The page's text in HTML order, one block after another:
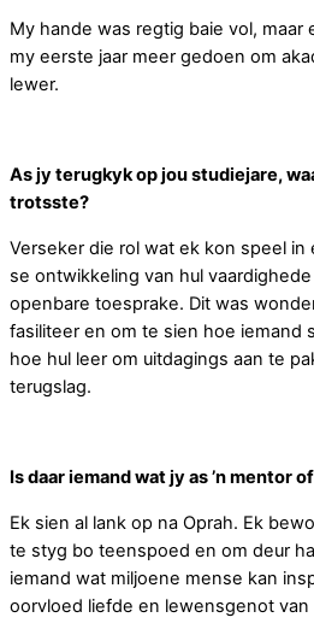
My hande was regtig baie vol,
my eerste jaar meer gedoen om
lewer.
As jy terugkyk op jou studiejare,
trotsste?
Verseker die rol wat ek kon speel
se ontwikkeling van hul
openbare toesprake. Dit was
fasiliteer en om te sien hoe iemand
hoe hul leer om uitdagings aan te
terugslag.
Is daar iemand wat jy as ’n mentor
Ek sien al lank op na Oprah. Ek
te styg bo teenspoed en om deur
iemand wat miljoene mense kan
oorvloed liefde en lewensgenot van